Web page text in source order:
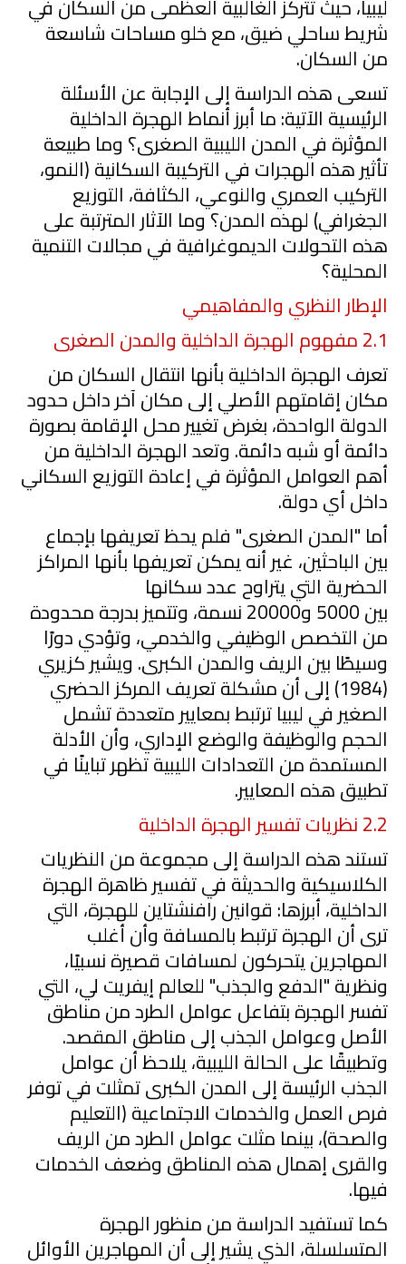
ليبيا، حيث تتركز الغالبية العظمى من السكان في
شريط ساحلي ضيق، مع خلو مساحات شاسعة
من السكان.
تسعى هذه الدراسة إلى الإجابة عن الأسئلة
الرئيسية الآتية: ما أبرز أنماط الهجرة الداخلية
المؤثرة في المدن الليبية الصغرى؟ وما طبيعة
تأثير هذه الهجرات في التركيبة السكانية (النمو،
التركيب العمري والنوعي، الكثافة، التوزيع
الجغرافي) لهذه المدن؟ وما الآثار المترتبة على
هذه التحولات الديموغرافية في مجالات التنمية
المحلية؟
الإطار النظري والمفاهيمي
2.1مفهوم الهجرة الداخلية والمدن الصغرى
تعرف الهجرة الداخلية بأنها انتقال السكان من
مكان إقامتهم الأصلي إلى مكان آخر داخل حدود
الدولة الواحدة، بغرض تغيير محل الإقامة بصورة
دائمة أو شبه دائمة. وتعد الهجرة الداخلية من
أهم العوامل المؤثرة في إعادة التوزيع السكاني
داخل أي دولة.
أما "المدن الصغرى" فلم يحظ تعريفها بإجماع
بين الباحثين، غير أنه يمكن تعريفها بأنها المراكز
الحضرية التي يتراوح عدد سكانها
بين5000 و20000نسمة، وتتميز بدرجة محدودة
من التخصص الوظيفي والخدمي، وتؤدي دورًا
وسيطًا بين الريف والمدن الكبرى. ويشير كزيري
(
1984) إلى أن مشكلة تعريف المركز الحضري
الصغير في ليبيا ترتبط بمعايير متعددة تشمل
الحجم والوظيفة والوضع الإداري، وأن الأدلة
المستمدة من التعدادات الليبية تظهر تباينًا في
تطبيق هذه المعايير.
2.2نظريات تفسير الهجرة الداخلية
تستند هذه الدراسة إلى مجموعة من النظريات
الكلاسيكية والحديثة في تفسير ظاهرة الهجرة
الداخلية، أبرزها: قوانين رافنشتاين للهجرة، التي
ترى أن الهجرة ترتبط بالمسافة وأن أغلب
المهاجرين يتحركون لمسافات قصيرة نسبيًا،
ونظرية "الدفع والجذب" للعالم إيفريت لي، التي
تفسر الهجرة بتفاعل عوامل الطرد من مناطق
الأصل وعوامل الجذب إلى مناطق المقصد.
وتطبيقًا على الحالة الليبية، يلاحظ أن عوامل
الجذب الرئيسة إلى المدن الكبرى تمثلت في توفر
فرص العمل والخدمات الاجتماعية (التعليم
والصحة)، بينما مثلت عوامل الطرد من الريف
والقرى إهمال هذه المناطق وضعف الخدمات
فيها.
كما تستفيد الدراسة من منظور الهجرة
المتسلسلة، الذي يشير إلى أن المهاجرين الأوائل